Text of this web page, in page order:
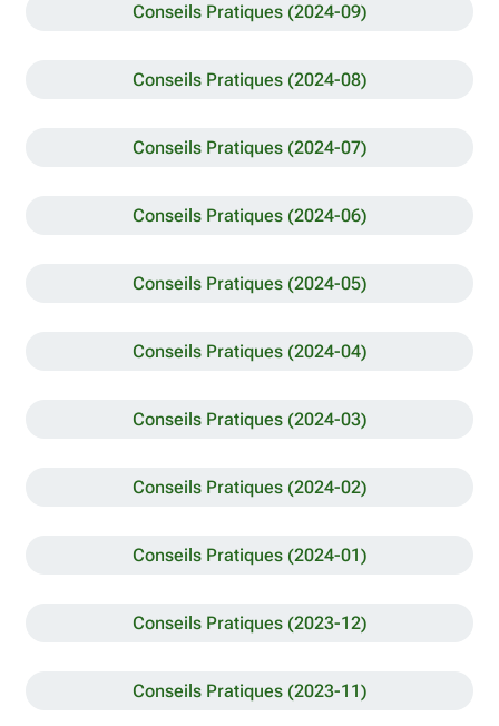
Conseils Pratiques (2024-09)
Conseils Pratiques (2024-08)
Conseils Pratiques (2024-07)
Conseils Pratiques (2024-06)
Conseils Pratiques (2024-05)
Conseils Pratiques (2024-04)
Conseils Pratiques (2024-03)
Conseils Pratiques (2024-02)
Conseils Pratiques (2024-01)
Conseils Pratiques (2023-12)
Conseils Pratiques (2023-11)